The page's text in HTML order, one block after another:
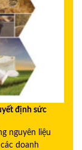
định sức
nguyên liệu
doanh